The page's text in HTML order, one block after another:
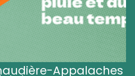
Appalaches